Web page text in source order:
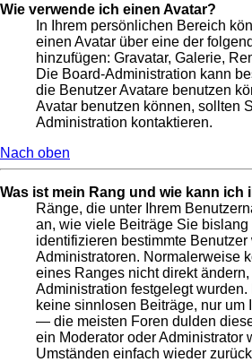
Wie verwende ich einen Avatar?
In Ihrem persönlichen Bereich
einen Avatar über eine der
hinzufügen: Gravatar, Galerie,
Die Board-Administration kann
die Benutzer Avatare benutzen
Avatar benutzen können, sollten
Administration kontaktieren.
Nach oben
Was ist mein Rang und wie kann ich
Ränge, die unter Ihrem
an, wie viele Beiträge Sie
identifizieren bestimmte
Administratoren. Normalerweise
eines Ranges nicht direkt
Administration festgelegt
keine sinnlosen Beiträge, nur um
— die meisten Foren dulden
ein Moderator oder Administrator
Umständen einfach wieder